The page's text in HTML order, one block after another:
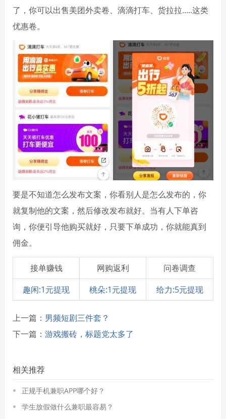
了，你可以出售美团外卖卷、滴滴打车、货拉拉.....这类
优惠卷。
要是不知道怎么发布文案，你看别人是怎么发布的，你
就复制他的文案，然后修改发布就好。当有人下单咨
询，你便引导他购买就好，只要下单成功，你就能真到
佣金。
接单赚钱 网购返利
问卷调查
趣闲:1元提现
桃朵:1元提现 给力:5元提现
上一篇： 男频短剧三件套？
下一篇： 游戏搬砖，标题党太多了
相关推荐
正规手机兼职APP哪个好？
学生放假做什么兼职最容易？